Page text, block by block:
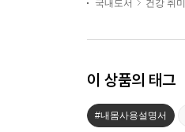
국내도서
건강 취미
이 상품의 태그
#내몸사용설명서